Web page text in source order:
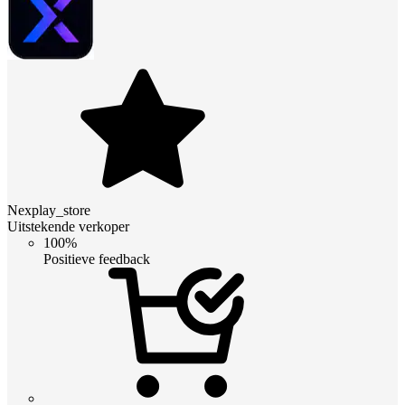
Nexplay_store
Uitstekende verkoper
100%
Positieve feedback